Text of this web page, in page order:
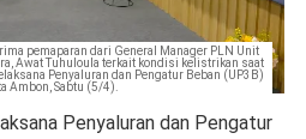
pemaparan dari General Manager PLN Unit
Awat Tuhuloula terkait kondisi kelistrikan saat
Penyaluran dan Pengatur Beban (UP3B)
Ambon, Sabtu (5/4).
Penyaluran dan Pengatur